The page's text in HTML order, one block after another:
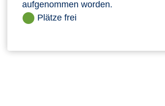
aufgenommen worden.
Plätze frei